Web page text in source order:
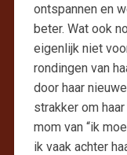
ontspannen en
beter. Wat ook
eigenlijk niet
rondingen van
door haar
strakker om
mom van “ik
ik vaak achter